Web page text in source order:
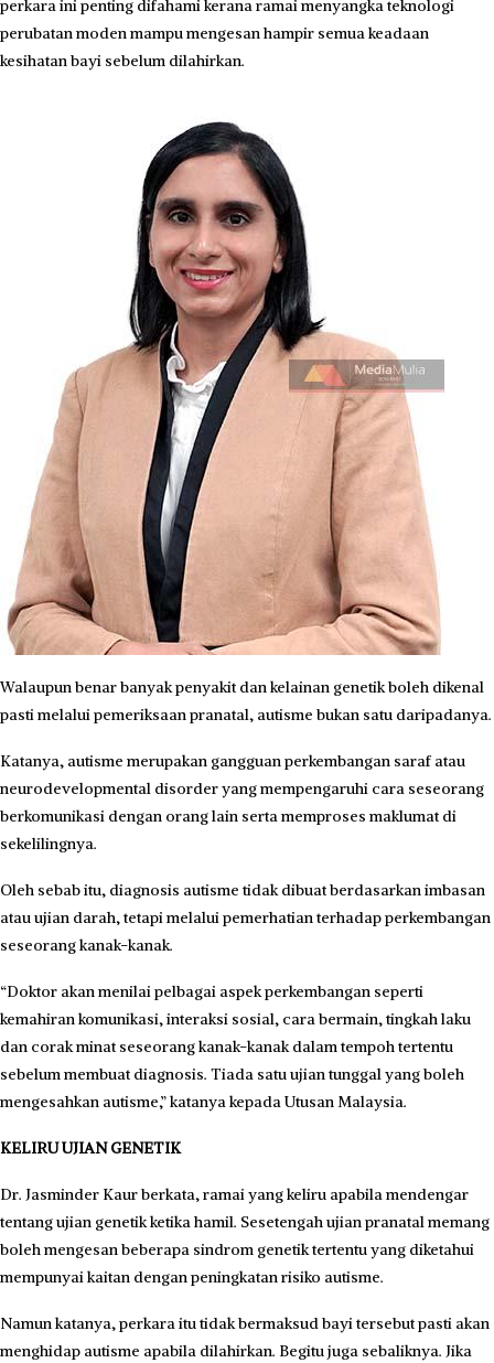
perkara ini penting difahami kerana ramai menyangka teknologi
perubatan moden mampu mengesan hampir semua keadaan
kesihatan bayi sebelum dilahirkan.
Walaupun benar banyak penyakit dan kelainan genetik boleh dikenal
pasti melalui pemeriksaan pranatal, autisme bukan satu daripadanya.
Katanya, autisme merupakan gangguan perkembangan saraf atau
neurodevelopmental disorder yang mempengaruhi cara seseorang
berkomunikasi dengan orang lain serta memproses maklumat di
sekelilingnya.
Oleh sebab itu, diagnosis autisme tidak dibuat berdasarkan imbasan
atau ujian darah, tetapi melalui pemerhatian terhadap perkembangan
seseorang kanak-kanak.
“Doktor akan menilai pelbagai aspek perkembangan seperti
kemahiran komunikasi, interaksi sosial, cara bermain, tingkah laku
dan corak minat seseorang kanak-kanak dalam tempoh tertentu
sebelum membuat diagnosis. Tiada satu ujian tunggal yang boleh
mengesahkan autisme,” katanya kepada Utusan Malaysia.
KELIRU UJIAN GENETIK
Dr. Jasminder Kaur berkata, ramai yang keliru apabila mendengar
tentang ujian genetik ketika hamil. Sesetengah ujian pranatal memang
boleh mengesan beberapa sindrom genetik tertentu yang diketahui
mempunyai kaitan dengan peningkatan risiko autisme.
Namun katanya, perkara itu tidak bermaksud bayi tersebut pasti akan
menghidap autisme apabila dilahirkan. Begitu juga sebaliknya. Jika